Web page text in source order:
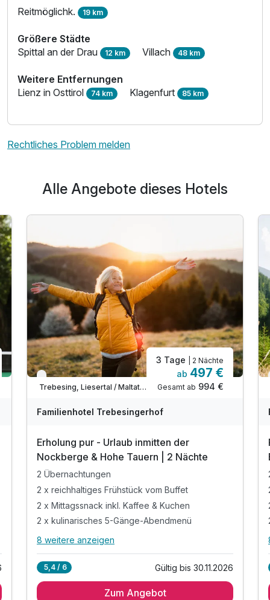
Reitmöglichk. 19 km
Größere Städte
Spittal an der Drau 12 km Villach 48 km
Weitere Entfernungen
Lienz in Osttirol 74 km Klagenfurt 85 km
Rechtliches Problem melden
Alle Angebote dieses Hotels
Verfügbar bis November
Trebesing, Liesertal / Maltatal / Innerkrems
3 Tage | 2 Nächte
ab 497 €
Gesamt ab 994 €
Familienhotel Trebesingerhof
Erholung pur - Urlaub inmitten der
Nockberge & Hohe Tauern | 2 Nächte
2 Übernachtungen
2 x reichhaltiges Frühstück vom Buffet
2 x Mittagssnack inkl. Kaffee & Kuchen
2 x kulinarisches 5-Gänge-Abendmenü
Alle Inklusivleistungen
2 x reichhaltiges Frühstück vom Buffet
8 weitere anzeigen
5,4 / 6 Gültig bis 30.11.2026
Zum Angebot